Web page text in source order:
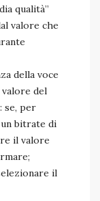
qualità”
valore che
della voce
del
se, per
bitrate di
il valore
il